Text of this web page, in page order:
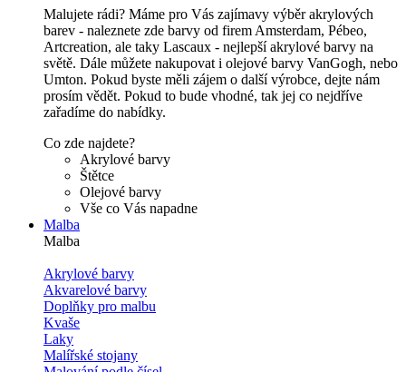
Malujete rádi? Máme pro Vás zajímavy výběr akrylových
barev - naleznete zde barvy od firem Amsterdam, Pébeo,
Artcreation, ale taky Lascaux - nejlepší akrylové barvy na
světě. Dále můžete nakupovat i olejové barvy VanGogh, nebo
Umton. Pokud byste měli zájem o další výrobce, dejte nám
prosím vědět. Pokud to bude vhodné, tak jej co nejdříve
zařadíme do nabídky.
Co zde najdete?
Akrylové barvy
Štětce
Olejové barvy
Vše co Vás napadne
Malba
Malba
Akrylové barvy
Akvarelové barvy
Doplňky pro malbu
Kvaše
Laky
Malířské stojany